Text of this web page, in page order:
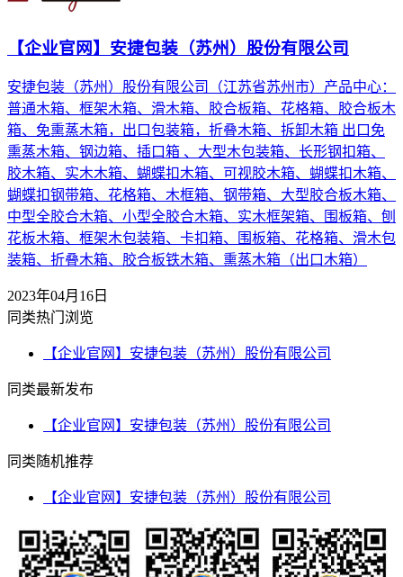
【企业官网】安捷包装（苏州）股份有限公司
安捷包装（苏州）股份有限公司（江苏省苏州市）产品中心：
普通木箱、框架木箱、滑木箱、胶合板箱、花格箱、胶合板木
箱、免熏蒸木箱，出口包装箱，折叠木箱、拆卸木箱 出口免
熏蒸木箱、钢边箱、插口箱 、大型木包装箱、长形钢扣箱、
胶木箱、实木木箱、蝴蝶扣木箱、可视胶木箱、蝴蝶扣木箱、
蝴蝶扣钢带箱、花格箱、木框箱、钢带箱、大型胶合板木箱、
中型全胶合木箱、小型全胶合木箱、实木框架箱、围板箱、刨
花板木箱、框架木包装箱、卡扣箱、围板箱、花格箱、滑木包
装箱、折叠木箱、胶合板铁木箱、熏蒸木箱（出口木箱）
2023年04月16日
同类热门浏览
【企业官网】安捷包装（苏州）股份有限公司
同类最新发布
【企业官网】安捷包装（苏州）股份有限公司
同类随机推荐
【企业官网】安捷包装（苏州）股份有限公司